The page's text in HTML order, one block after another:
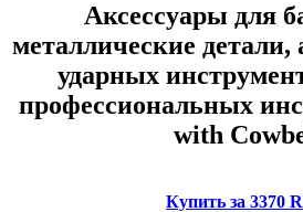
Аксессуары для
металлические детали,
ударных
профессиональных
with
Купить за 3370